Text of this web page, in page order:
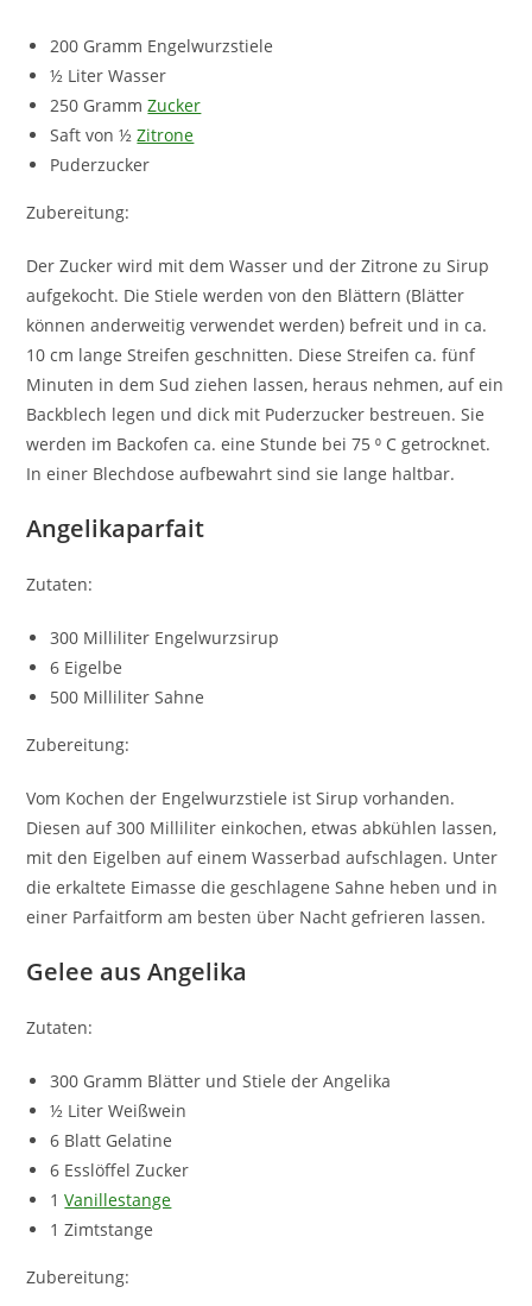
200 Gramm Engelwurzstiele
½ Liter Wasser
250 GrammZucker
Saft von ½Zitrone
Puderzucker
Zubereitung:
Der Zucker wird mit dem Wasser und der Zitrone zu Sirup
aufgekocht. Die Stiele werden von den Blättern (Blätter
können anderweitig verwendet werden) befreit und in ca.
10 cm lange Streifen geschnitten. Diese Streifen ca. fünf
Minuten in dem Sud ziehen lassen, heraus nehmen, auf ein
Backblech legen und dick mit Puderzucker bestreuen. Sie
werden im Backofen ca. eine Stunde bei 75 ⁰ C getrocknet.
In einer Blechdose aufbewahrt sind sie lange haltbar.
Angelikaparfait
Zutaten:
300 Milliliter Engelwurzsirup
6 Eigelbe
500 Milliliter Sahne
Zubereitung:
Vom Kochen der Engelwurzstiele ist Sirup vorhanden.
Diesen auf 300 Milliliter einkochen, etwas abkühlen lassen,
mit den Eigelben auf einem Wasserbad aufschlagen. Unter
die erkaltete Eimasse die geschlagene Sahne heben und in
einer Parfaitform am besten über Nacht gefrieren lassen.
Gelee aus Angelika
Zutaten:
300 Gramm Blätter und Stiele der Angelika
½ Liter Weißwein
6 Blatt Gelatine
6 Esslöffel Zucker
1Vanillestange
1 Zimtstange
Zubereitung: